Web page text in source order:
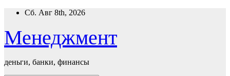
Перейти
содержимому
Сб. Авг 8th, 2026
Менеджмент
деньги, банки, финансы